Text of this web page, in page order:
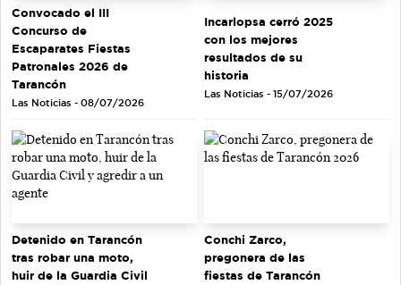
Convocado el III
Concurso de
Escaparates Fiestas
Patronales 2026 de
Tarancón
Las Noticias - 08/07/2026
Incarlopsa cerró 2025
con los mejores
resultados de su
historia
Las Noticias - 15/07/2026
Detenido en Tarancón
tras robar una moto,
huir de la Guardia Civil
Conchi Zarco,
pregonera de las
fiestas de Tarancón